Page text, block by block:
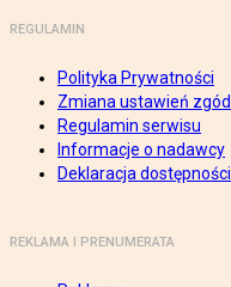
REGULAMIN
Polityka Prywatności
Zmiana ustawień zgód
Regulamin serwisu
Informacje o nadawcy
Deklaracja dostępności
REKLAMA I PRENUMERATA